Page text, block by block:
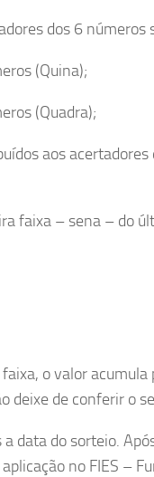
dos 6 números
(Quina);
(Quadra);
aos
faixa – sena – do
o valor acumula
deixe de conferir o
data do sorteio.
no FIES –